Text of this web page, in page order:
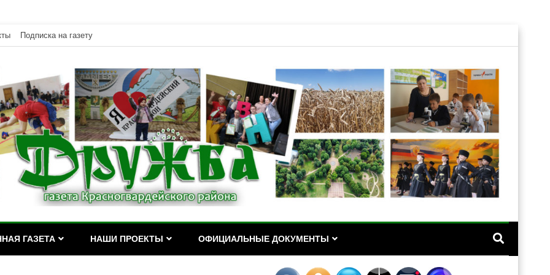
Подписка на газету
района РА
ГАЗЕТА НАШИ ПРОЕКТЫ ОФИЦИАЛЬНЫЕ ДОКУМЕНТЫ